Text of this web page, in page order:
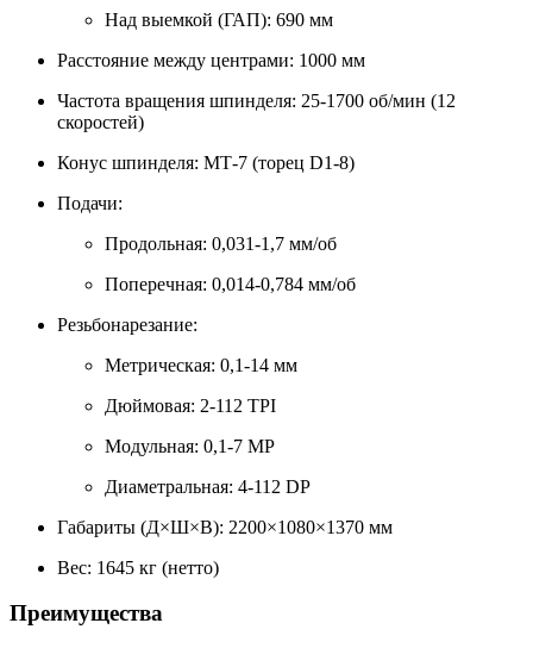
Над выемкой (ГАП): 690 мм
Расстояние между центрами: 1000 мм
Частота вращения шпинделя: 25-1700 об/мин (12
скоростей)
Конус шпинделя: МТ-7 (торец D1-8)
Подачи:
Продольная: 0,031-1,7 мм/об
Поперечная: 0,014-0,784 мм/об
Резьбонарезание:
Метрическая: 0,1-14 мм
Дюймовая: 2-112 TPI
Модульная: 0,1-7 MP
Диаметральная: 4-112 DP
Габариты (Д×Ш×В): 2200×1080×1370 мм
Вес: 1645 кг (нетто)
Преимущества